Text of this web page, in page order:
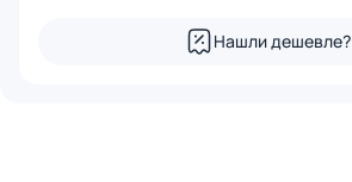
Нашли дешевле?